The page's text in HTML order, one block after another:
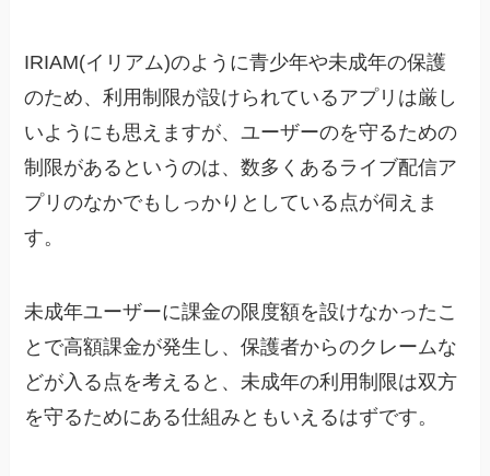
IRIAM(イリアム)のように青少年や未成年の保護
のため、利用制限が設けられているアプリは厳し
いようにも思えますが、ユーザーのを守るための
制限があるというのは、数多くあるライブ配信ア
プリのなかでもしっかりとしている点が伺えま
す。
未成年ユーザーに課金の限度額を設けなかったこ
とで高額課金が発生し、保護者からのクレームな
どが入る点を考えると、未成年の利用制限は双方
を守るためにある仕組みともいえるはずです。